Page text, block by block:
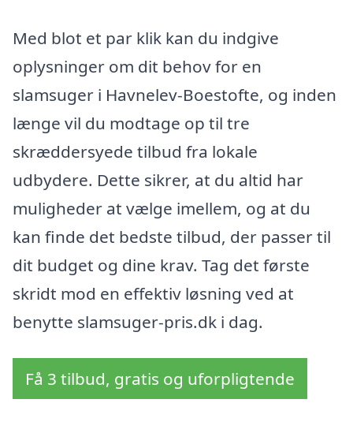
Med blot et par klik kan du indgive
oplysninger om dit behov for en
slamsuger i Havnelev-Boestofte, og inden
længe vil du modtage op til tre
skræddersyede tilbud fra lokale
udbydere. Dette sikrer, at du altid har
muligheder at vælge imellem, og at du
kan finde det bedste tilbud, der passer til
dit budget og dine krav. Tag det første
skridt mod en effektiv løsning ved at
benytte slamsuger-pris.dk i dag.
Få 3 tilbud, gratis og uforpligtende